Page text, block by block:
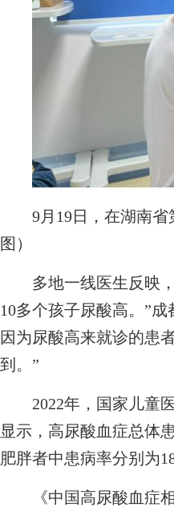
9月19日，在湖南省
图）
多地一线医生反映，
10多个孩子尿酸高。”
因为尿酸高来就诊的患
到。”
2022年，国家儿童医
显示，高尿酸血症总体
肥胖者中患病率分别为
《中国高尿酸血症相